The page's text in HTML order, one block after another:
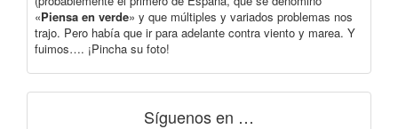
«Piensa en verde» y que múltiples y variados problemas nos
trajo. Pero había que ir para adelante contra viento y marea. Y
fuimos…. ¡Pincha su foto!
Síguenos en …